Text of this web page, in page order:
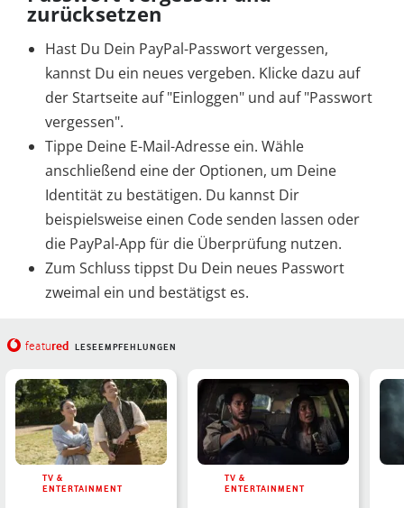
zurücksetzen
Hast Du Dein PayPal-Passwort vergessen,
kannst Du ein neues vergeben. Klicke dazu auf
der Startseite auf "Einloggen" und auf "Passwort
vergessen".
Tippe Deine E-Mail-Adresse ein. Wähle
anschließend eine der Optionen, um Deine
Identität zu bestätigen. Du kannst Dir
beispielsweise einen Code senden lassen oder
die PayPal-App für die Überprüfung nutzen.
Zum Schluss tippst Du Dein neues Passwort
zweimal ein und bestätigst es.
featured LESEEMPFEHLUNGEN
TV &
ENTERTAINMENT
TV &
ENTERTAINMENT